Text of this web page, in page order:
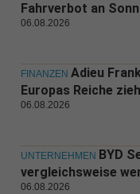
Fahrverbot an
06.08.2026
FINANZEN Adieu
Europas Reiche
06.08.2026
UNTERNEHMEN BYD
vergleichsweise
06.08.2026